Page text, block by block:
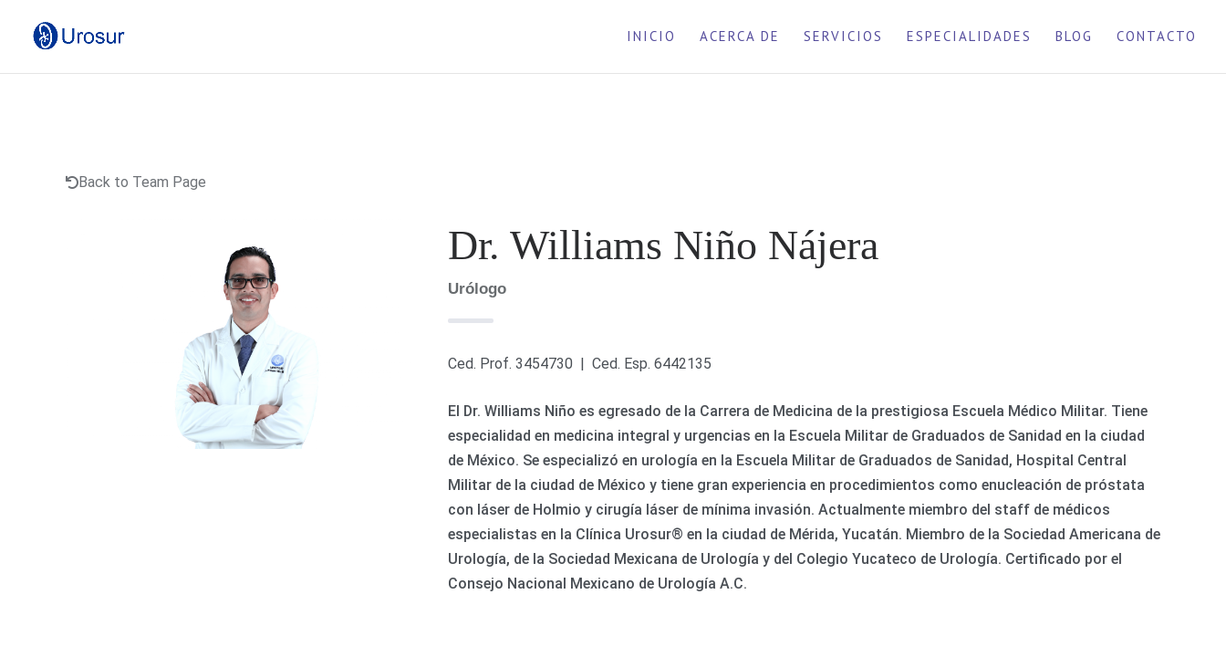
INICIO ACERCA DE SERVICIOS ESPECIALIDADES BLOG CONTACTO
Back to Team Page
Dr. Williams Niño Nájera
Urólogo
Ced. Prof. 3454730 | Ced. Esp. 6442135
El Dr. Williams Niño es egresado de la Carrera de Medicina de la prestigiosa Escuela Médico Militar. Tiene
especialidad en medicina integral y urgencias en la Escuela Militar de Graduados de Sanidad en la ciudad
de México. Se especializó en urología en la Escuela Militar de Graduados de Sanidad, Hospital Central
Militar de la ciudad de México y tiene gran experiencia en procedimientos como enucleación de próstata
con láser de Holmio y cirugía láser de mínima invasión. Actualmente miembro del staff de médicos
especialistas en la Clínica Urosur® en la ciudad de Mérida, Yucatán. Miembro de la Sociedad Americana de
Urología, de la Sociedad Mexicana de Urología y del Colegio Yucateco de Urología. Certificado por el
Consejo Nacional Mexicano de Urología A.C.